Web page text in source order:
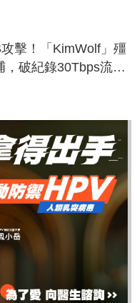
擊！「KimWolf」殭
，破紀錄30Tbps流量